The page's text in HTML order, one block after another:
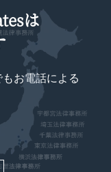
は
お電話による